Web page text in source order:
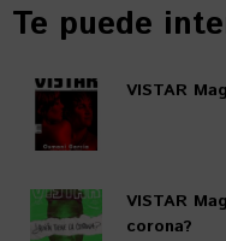
Te puede
VISTAR
VISTAR
corona?